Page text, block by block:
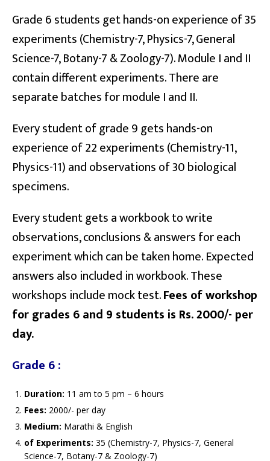
Grade 6 students get hands-on experience of 35
experiments (Chemistry-7, Physics-7, General
Science-7, Botany-7 & Zoology-7). Module I and II
contain different experiments. There are
separate batches for module I and II.
Every student of grade 9 gets hands-on
experience of 22 experiments (Chemistry-11,
Physics-11) and observations of 30 biological
specimens.
Every student gets a workbook to write
observations, conclusions & answers for each
experiment which can be taken home. Expected
answers also included in workbook. These
workshops include mock test.Fees of workshop
for grades 6 and 9 students is Rs. 2000/- per
day.
Grade 6 :
Duration: 11 am to 5 pm – 6 hours
Fees: 2000/- per day
Medium: Marathi & English
of Experiments: 35 (Chemistry-7, Physics-7, General
Science-7, Botany-7 & Zoology-7)